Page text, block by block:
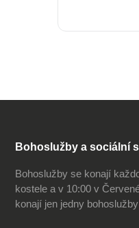
Bohoslužby a sociální
Bohoslužby se konají
kostele a v 10:00 v
konají jen jedny